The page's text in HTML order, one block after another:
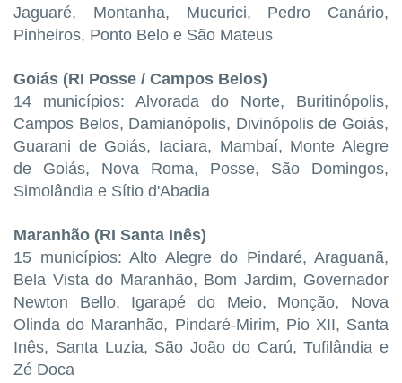
Jaguaré, Montanha, Mucurici, Pedro Canário,
Pinheiros, Ponto Belo e São Mateus
Goiás (RI Posse / Campos Belos)
14 municípios: Alvorada do Norte, Buritinópolis,
Campos Belos, Damianópolis, Divinópolis de Goiás,
Guarani de Goiás, Iaciara, Mambaí, Monte Alegre
de Goiás, Nova Roma, Posse, São Domingos,
Simolândia e Sítio d'Abadia
Maranhão (RI Santa Inês)
15 municípios: Alto Alegre do Pindaré, Araguanã,
Bela Vista do Maranhão, Bom Jardim, Governador
Newton Bello, Igarapé do Meio, Monção, Nova
Olinda do Maranhão, Pindaré-Mirim, Pio XII, Santa
Inês, Santa Luzia, São João do Carú, Tufilândia e
Zé Doca